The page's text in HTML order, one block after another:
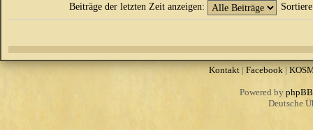
Beiträge der letzten Zeit anzeigen:
Kontakt| Facebook|
Powered by phpBB
Deutsche